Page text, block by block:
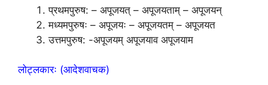
प्रथमपुरुष: – अपूजयत् – अपूजयताम् – अपूजयन्
मध्यमपुरुषः – अपूजयः – अपूजयतम् – अपूजयत
उत्तमपुरुष: -अपूजयम् अपूजयाव अपूजयाम
लोट्लकारः (आदेशवाचक)